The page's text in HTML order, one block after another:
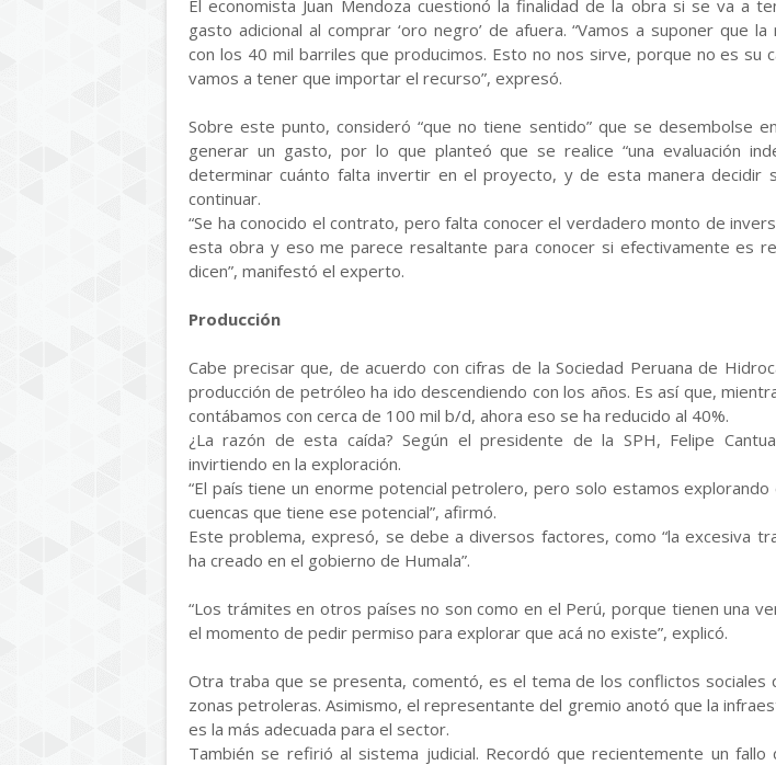
El economista Juan Mendoza cuestionó la finalidad de la obra si se va a
gasto adicional al comprar ‘oro negro’ de afuera. “Vamos a suponer que la
con los 40 mil barriles que producimos. Esto no nos sirve, porque no es su
vamos a tener que importar el recurso”, expresó.
Sobre este punto, consideró “que no tiene sentido” que se desembolse
generar un gasto, por lo que planteó que se realice “una evaluación
determinar cuánto falta invertir en el proyecto, y de esta manera decidir
continuar.
“Se ha conocido el contrato, pero falta conocer el verdadero monto de
esta obra y eso me parece resaltante para conocer si efectivamente es
dicen”, manifestó el experto.
Producción
Cabe precisar que, de acuerdo con cifras de la Sociedad Peruana de
producción de petróleo ha ido descendiendo con los años. Es así que,
contábamos con cerca de 100 mil b/d, ahora eso se ha reducido al 40%.
¿La razón de esta caída? Según el presidente de la SPH, Felipe
invirtiendo en la exploración.
“El país tiene un enorme potencial petrolero, pero solo estamos
cuencas que tiene ese potencial”, afirmó.
Este problema, expresó, se debe a diversos factores, como “la excesiva
ha creado en el gobierno de Humala”.
“Los trámites en otros países no son como en el Perú, porque tienen una
el momento de pedir permiso para explorar que acá no existe”, explicó.
Otra traba que se presenta, comentó, es el tema de los conflictos sociales
zonas petroleras. Asimismo, el representante del gremio anotó que la
es la más adecuada para el sector.
También se refirió al sistema judicial. Recordó que recientemente un fallo